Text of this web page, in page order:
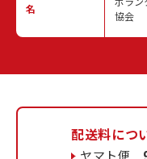
名
協会
配送料につ
ヤマト便